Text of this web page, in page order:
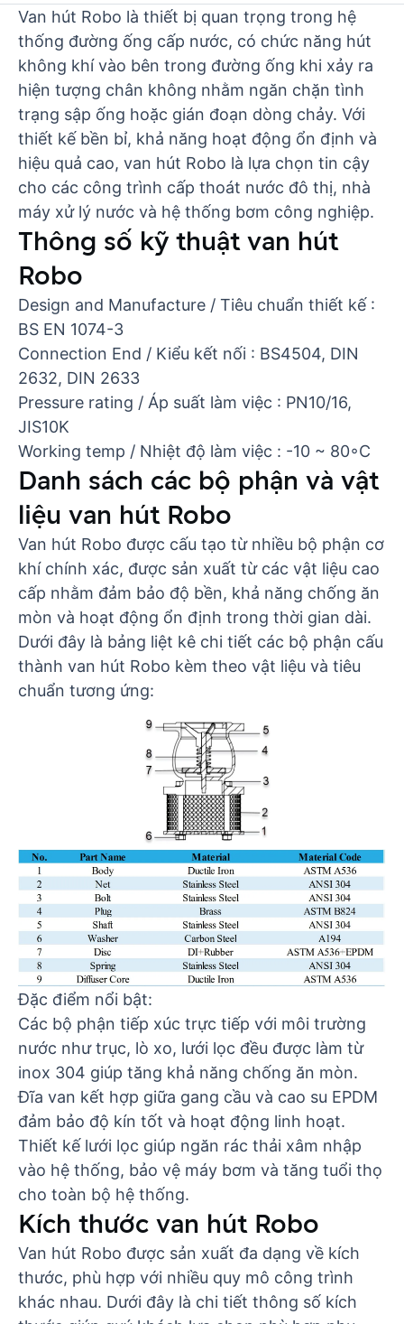
Van hút Robo là thiết bị quan trọng trong hệ
thống đường ống cấp nước, có chức năng hút
không khí vào bên trong đường ống khi xảy ra
hiện tượng chân không nhằm ngăn chặn tình
trạng sập ống hoặc gián đoạn dòng chảy. Với
thiết kế bền bỉ, khả năng hoạt động ổn định và
hiệu quả cao, van hút Robo là lựa chọn tin cậy
cho các công trình cấp thoát nước đô thị, nhà
máy xử lý nước và hệ thống bơm công nghiệp.
Thông số kỹ thuật van hút
Robo
Design and Manufacture / Tiêu chuẩn thiết kế :
BS EN 1074-3
Connection End / Kiểu kết nối : BS4504, DIN
2632, DIN 2633
Pressure rating / Áp suất làm việc : PN10/16,
JIS10K
Working temp / Nhiệt độ làm việc : -10 ~ 80◦C
Danh sách các bộ phận và vật
liệu van hút Robo
Van hút Robo được cấu tạo từ nhiều bộ phận cơ
khí chính xác, được sản xuất từ các vật liệu cao
cấp nhằm đảm bảo độ bền, khả năng chống ăn
mòn và hoạt động ổn định trong thời gian dài.
Dưới đây là bảng liệt kê chi tiết các bộ phận cấu
thành van hút Robo kèm theo vật liệu và tiêu
chuẩn tương ứng:
Đặc điểm nổi bật:
Các bộ phận tiếp xúc trực tiếp với môi trường
nước như trục, lò xo, lưới lọc đều được làm từ
inox 304 giúp tăng khả năng chống ăn mòn.
Đĩa van kết hợp giữa gang cầu và cao su EPDM
đảm bảo độ kín tốt và hoạt động linh hoạt.
Thiết kế lưới lọc giúp ngăn rác thải xâm nhập
vào hệ thống, bảo vệ máy bơm và tăng tuổi thọ
cho toàn bộ hệ thống.
Kích thước van hút Robo
Van hút Robo được sản xuất đa dạng về kích
thước, phù hợp với nhiều quy mô công trình
khác nhau. Dưới đây là chi tiết thông số kích